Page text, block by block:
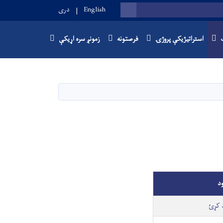
SEARCH
English دری
استراتیژیکې پروژۍ فرصتونه زمونږ سره اړیکې
کړئ